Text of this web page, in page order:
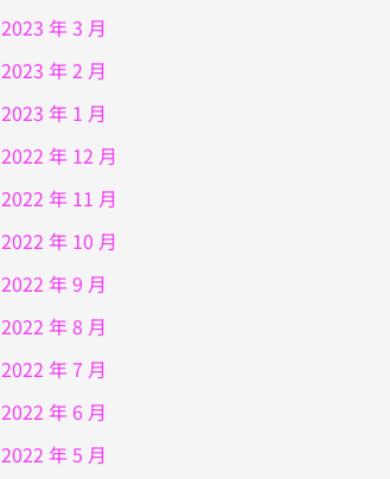
2023 年 3 月
2023 年 2 月
2023 年 1 月
2022 年 12 月
2022 年 11 月
2022 年 10 月
2022 年 9 月
2022 年 8 月
2022 年 7 月
2022 年 6 月
2022 年 5 月